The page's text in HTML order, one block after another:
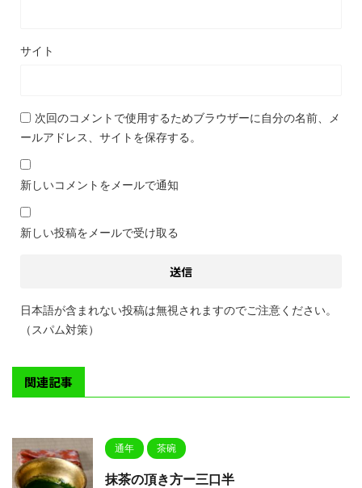
サイト
次回のコメントで使用するためブラウザーに自分の名前、メ
ールアドレス、サイトを保存する。
新しいコメントをメールで通知
新しい投稿をメールで受け取る
日本語が含まれない投稿は無視されますのでご注意ください。
（スパム対策）
関連記事
通年 茶碗
抹茶の頂き方ー三口半